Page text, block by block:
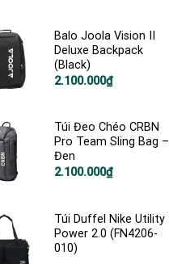
Balo Joola Vision II
Deluxe Backpack
(Black)
Giá
2.100.000₫
Giá
2.100.000₫.
Túi Đeo Chéo CRBN
Pro Team Sling Bag –
Đen
2.100.000₫
Túi Duffel Nike Utility
Power 2.0 (FN4206-
010)